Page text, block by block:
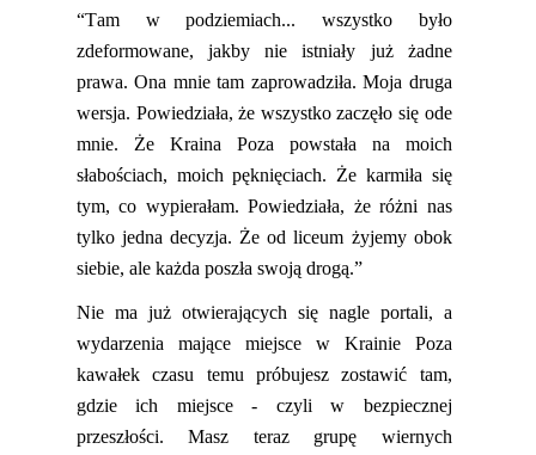
“Tam w podziemiach... wszystko było
zdeformowane, jakby nie istniały już żadne
prawa. Ona mnie tam zaprowadziła. Moja druga
wersja. Powiedziała, że wszystko zaczęło się ode
mnie. Że Kraina Poza powstała na moich
słabościach, moich pęknięciach. Że karmiła się
tym, co wypierałam. Powiedziała, że różni nas
tylko jedna decyzja. Że od liceum żyjemy obok
siebie, ale każda poszła swoją drogą.”
Nie ma już otwierających się nagle portali, a
wydarzenia mające miejsce w Krainie Poza
kawałek czasu temu próbujesz zostawić tam,
gdzie ich miejsce - czyli w bezpiecznej
przeszłości. Masz teraz grupę wiernych